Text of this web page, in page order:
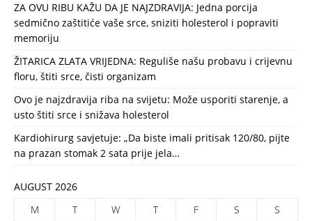
ZA OVU RIBU KAŽU DA JE NAJZDRAVIJA: Jedna porcija
sedmično zaštitiće vaše srce, sniziti holesterol i popraviti
memoriju
ŽITARICA ZLATA VRIJEDNA: Reguliše našu probavu i crijevnu
floru, štiti srce, čisti organizam
Ovo je najzdravija riba na svijetu: Može usporiti starenje, a
usto štiti srce i snižava holesterol
Kardiohirurg savjetuje: „Da biste imali pritisak 120/80, pijte
na prazan stomak 2 sata prije jela…
AUGUST 2026
M
T W T F S
S